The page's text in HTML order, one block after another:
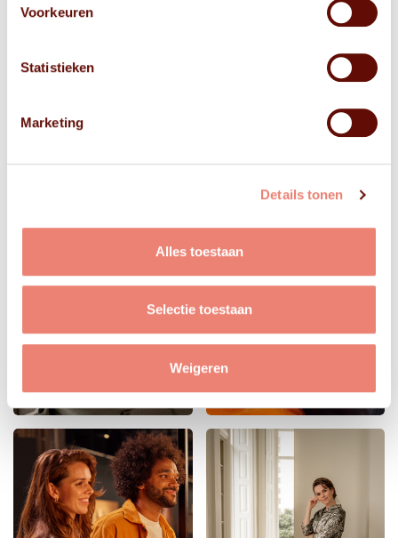
Voorkeuren
Statistieken
Marketing
Details tonen
Alles toestaan
Selectie toestaan
Weigeren